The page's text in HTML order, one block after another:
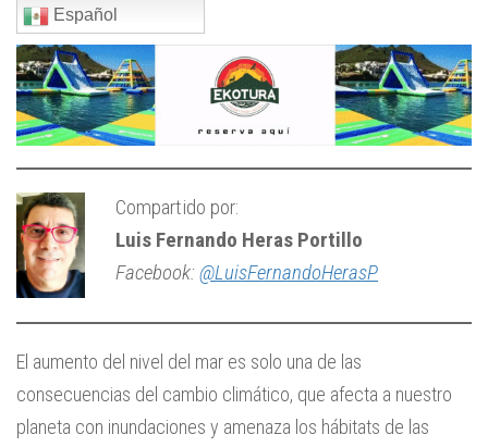
Español
Compartido por:
Luis Fernando Heras Portillo
Facebook:@LuisFernandoHerasP
El aumento del nivel del mar es solo una de las
consecuencias del cambio climático, que afecta a nuestro
planeta con inundaciones y amenaza los hábitats de las